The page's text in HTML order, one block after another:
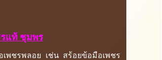
แท้ ชุมพร
พชรพลอย เช่น สร้อยข้อมือเพชร